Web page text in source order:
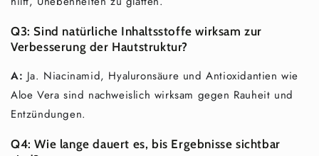
Q3: Sind natürliche Inhaltsstoffe wirksam zur
Verbesserung der Hautstruktur?
A: Ja. Niacinamid, Hyaluronsäure und Antioxidantien wie
Aloe Vera sind nachweislich wirksam gegen Rauheit und
Entzündungen.
Q4: Wie lange dauert es, bis Ergebnisse sichtbar